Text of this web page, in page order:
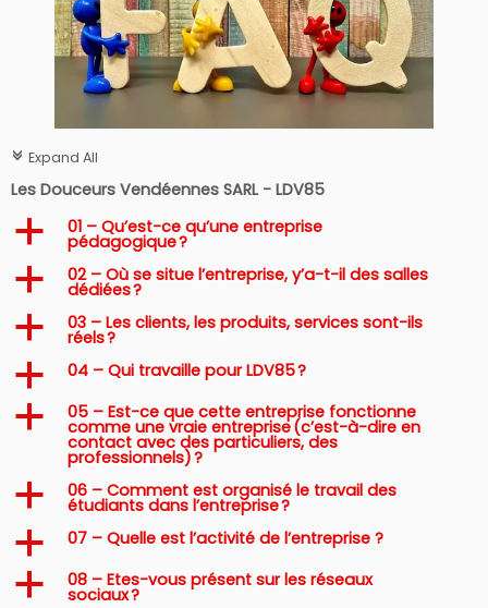
c Expand All
Les Douceurs Vendéennes SARL - LDV85
a 01 – Qu’est-ce qu’une entreprise
pédagogique ?
a 02 – Où se situe l’entreprise, y’a-t-il des salles
dédiées ?
a 03 – Les clients, les produits, services sont-ils
réels ?
a 04 – Qui travaille pour LDV85 ?
a 05 – Est-ce que cette entreprise fonctionne
comme une vraie entreprise (c’est-à-dire en
contact avec des particuliers, des
professionnels) ?
a 06 – Comment est organisé le travail des
étudiants dans l’entreprise ?
a 07 – Quelle est l’activité de l’entreprise ?
a 08 – Etes-vous présent sur les réseaux
sociaux ?